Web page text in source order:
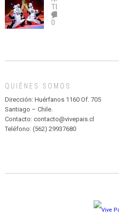
legalice
el
abuso”
DE
TEATRO
Y
MADAGASCAR
PARQUE
HURATDO
TEATRO
0
QUIÉNES SOMOS
Dirección: Huérfanos 1160 Of. 705
Santiago – Chile.
Contacto: contacto@vivepais.cl
Teléfono: (562) 29937680